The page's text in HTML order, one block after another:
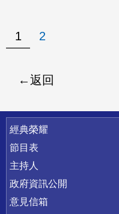
1 2
返回
快速連結
經典榮耀
節目表
主持人
政府資訊公開
意見信箱